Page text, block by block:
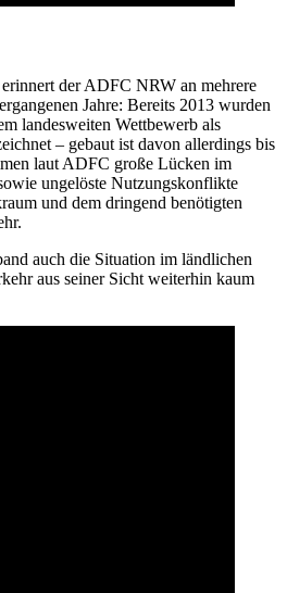
der ADFC NRW an mehrere
Jahre: Bereits 2013 wurden
landesweiten Wettbewerb als
– gebaut ist davon allerdings bis
laut ADFC große Lücken im
ungelöste Nutzungskonflikte
und dem dringend benötigten
auch die Situation im ländlichen
aus seiner Sicht weiterhin kaum